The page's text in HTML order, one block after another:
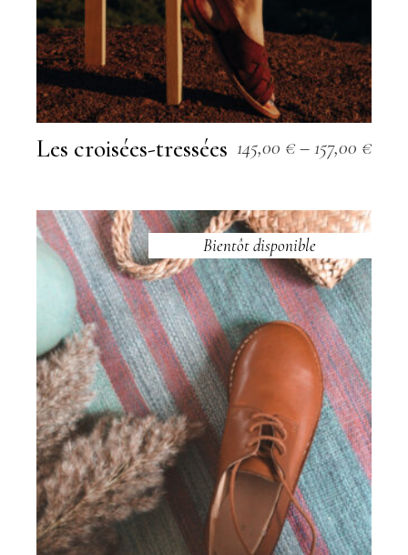
Les croisées-tressées 145,00 €–157,00 €
Bientôt disponible